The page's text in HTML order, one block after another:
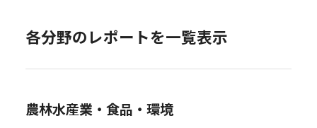
各分野のレポートを一覧表示
農林水産業・食品・環境